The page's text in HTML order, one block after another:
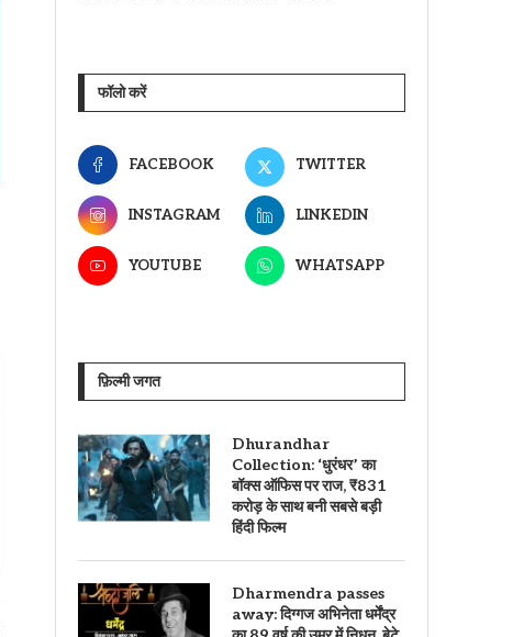
फॉलो करें
FACEBOOK TWITTER
INSTAGRAM LINKEDIN
YOUTUBE WHATSAPP
फ़िल्मी जगत
Dhurandhar
Collection: ‘धुरंधर’ का
बॉक्स ऑफिस पर राज, ₹831
करोड़ के साथ बनी सबसे बड़ी
हिंदी फिल्म
Dharmendra passes
away: दिग्गज अभिनेता धर्मेंद्र